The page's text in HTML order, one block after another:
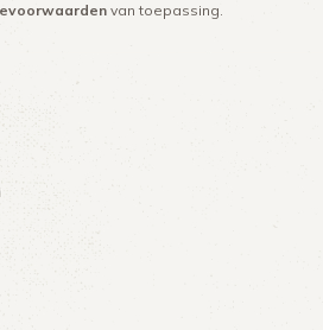
van toepassing.